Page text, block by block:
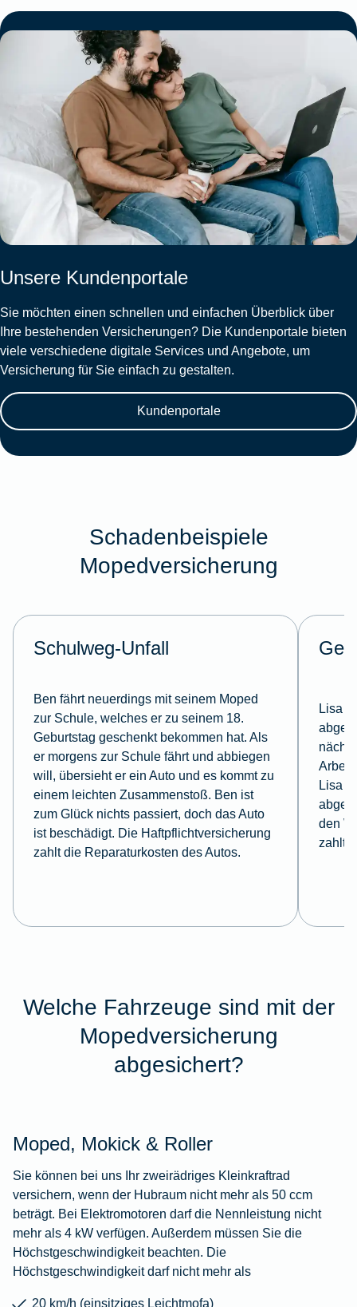
Unsere Kundenportale
Sie möchten einen schnellen und einfachen Überblick über
Ihre bestehenden Versicherungen? Die Kundenportale bieten
viele verschiedene digitale Services und Angebote, um
Versicherung für Sie einfach zu gestalten.
Kundenportale
Schadenbeispiele
Mopedversicherung
Schulweg-Unfall
Ben fährt neuerdings mit seinem Moped
zur Schule, welches er zu seinem 18.
Geburtstag geschenkt bekommen hat. Als
er morgens zur Schule fährt und abbiegen
will, übersieht er ein Auto und es kommt zu
einem leichten Zusammenstoß. Ben ist
zum Glück nichts passiert, doch das Auto
ist beschädigt. Die Haftpflichtversicherung
zahlt die Reparaturkosten des Autos.
Lisa
Arbeit
Lisa
den
zahlt.
Welche Fahrzeuge sind mit der
Mopedversicherung
abgesichert?
Moped, Mokick & Roller
Sie können bei uns Ihr zweirädriges Kleinkraftrad
versichern, wenn der Hubraum nicht mehr als 50 ccm
beträgt. Bei Elektromotoren darf die Nennleistung nicht
mehr als 4 kW verfügen. Außerdem müssen Sie die
Höchstgeschwindigkeit beachten. Die
Höchstgeschwindigkeit darf nicht mehr als
20 km/h (einsitziges Leichtmofa)